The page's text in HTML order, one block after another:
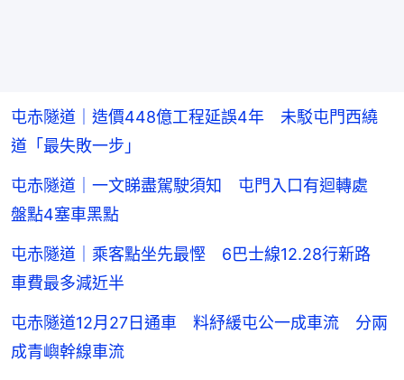
屯赤隧道｜造價448億工程延誤4年 未駁屯門西繞
道「最失敗一步」
屯赤隧道｜一文睇盡駕駛須知 屯門入口有迴轉處
盤點4塞車黑點
屯赤隧道｜乘客點坐先最慳 6巴士線12.28行新路
車費最多減近半
屯赤隧道12月27日通車 料紓緩屯公一成車流 分兩
成青嶼幹線車流